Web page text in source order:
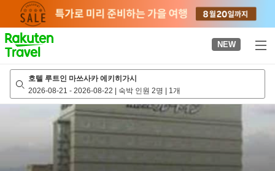
page
NEW
호텔 루트인 마쓰사카 에키히가시
2026-08-21 - 2026-08-22 | 숙박 인원 2명 | 1개